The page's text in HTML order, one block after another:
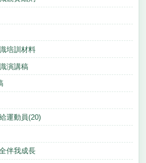
培訓材料
演講稿
運動員(20)
伴我成長